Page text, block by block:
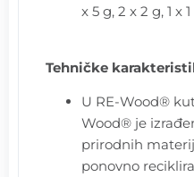
x 5 g, 2 x 2 g, 1 x 1
Tehničke
U RE-Wood®
Wood® je
prirodnih
ponovno